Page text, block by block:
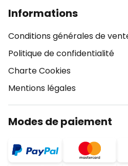
Informations
Conditions générales de
Politique de confidentialité
Charte Cookies
Mentions légales
Modes de paiement